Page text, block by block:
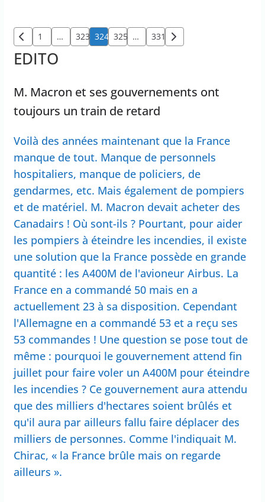
Pagination
des
publications
1 … 323 324 325 … 331
EDITO
M. Macron et ses gouvernements ont
toujours un train de retard
Voilà des années maintenant que la France
manque de tout. Manque de personnels
hospitaliers, manque de policiers, de
gendarmes, etc. Mais également de pompiers
et de matériel. M. Macron devait acheter des
Canadairs ! Où sont-ils ? Pourtant, pour aider
les pompiers à éteindre les incendies, il existe
une solution que la France possède en grande
quantité : les A400M de l'avioneur Airbus. La
France en a commandé 50 mais en a
actuellement 23 à sa disposition. Cependant
l'Allemagne en a commandé 53 et a reçu ses
53 commandes ! Une question se pose tout de
même : pourquoi le gouvernement attend fin
juillet pour faire voler un A400M pour éteindre
les incendies ? Ce gouvernement aura attendu
que des milliers d'hectares soient brûlés et
qu'il aura par ailleurs fallu faire déplacer des
milliers de personnes. Comme l'indiquait M.
Chirac, « la France brûle mais on regarde
ailleurs ».